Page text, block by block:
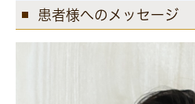
患者様へのメッセージ